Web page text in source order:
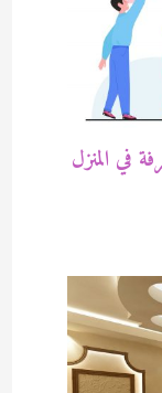
في المنزل